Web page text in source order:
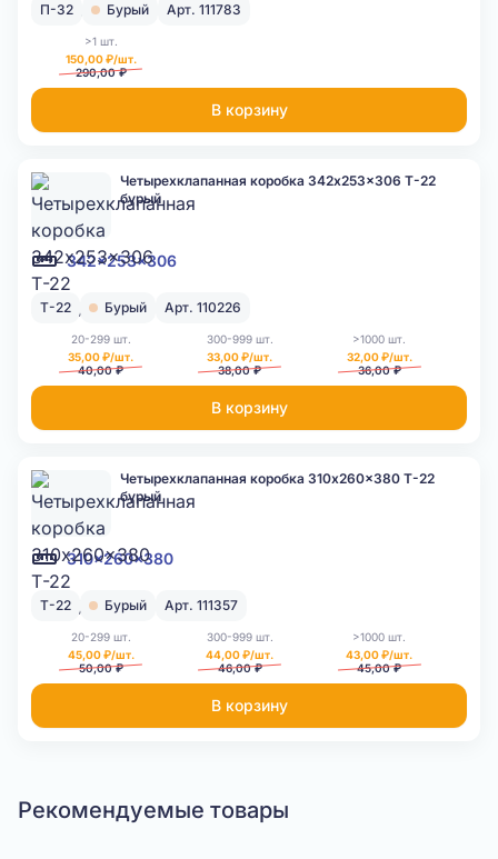
П-32 Бурый Арт. 111783
>1 шт.
150,00 ₽/шт.
290,00 ₽
В корзину
342x253x306
Четырехклапанная коробка 342x253x306 Т-22
бурый
Т-22 Бурый Арт. 110226
20-299 шт.
35,00 ₽/шт.
40,00 ₽
300-999 шт.
33,00 ₽/шт.
38,00 ₽
>1000 шт.
32,00 ₽/шт.
36,00 ₽
В корзину
310x260x380
Четырехклапанная коробка 310x260x380 Т-22
бурый
Т-22 Бурый Арт. 111357
20-299 шт.
45,00 ₽/шт.
50,00 ₽
300-999 шт.
44,00 ₽/шт.
46,00 ₽
>1000 шт.
43,00 ₽/шт.
45,00 ₽
В корзину
Рекомендуемые товары